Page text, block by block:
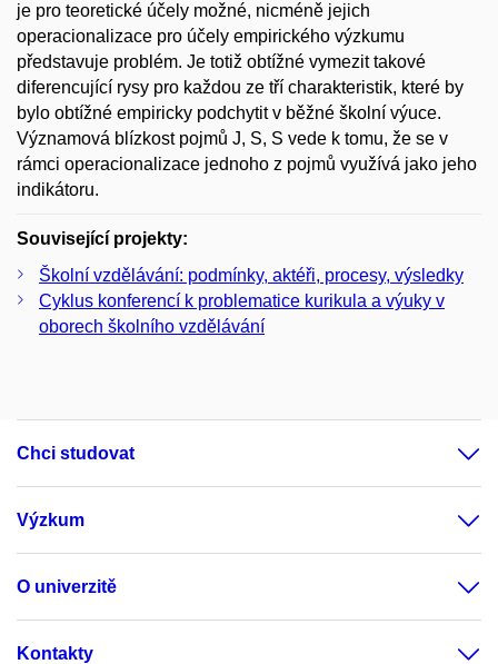
je pro teoretické účely možné, nicméně jejich
operacionalizace pro účely empirického výzkumu
představuje problém. Je totiž obtížné vymezit takové
diferencující rysy pro každou ze tří charakteristik, které by
bylo obtížné empiricky podchytit v běžné školní výuce.
Významová blízkost pojmů J, S, S vede k tomu, že se v
rámci operacionalizace jednoho z pojmů využívá jako jeho
indikátoru.
Související projekty:
Školní vzdělávání: podmínky, aktéři, procesy, výsledky
Cyklus konferencí k problematice kurikula a výuky v
oborech školního vzdělávání
Chci studovat
Výzkum
O univerzitě
Kontakty